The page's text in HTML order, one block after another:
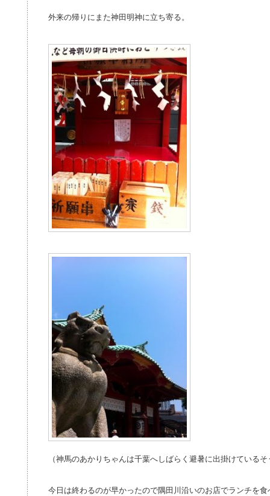
外来の帰りにまた神田明神に立ち寄る。
（神馬のあかりちゃんは千葉へしばらく避暑に出掛けている
今日は終わるのが早かったので隅田川沿いのお店でランチを